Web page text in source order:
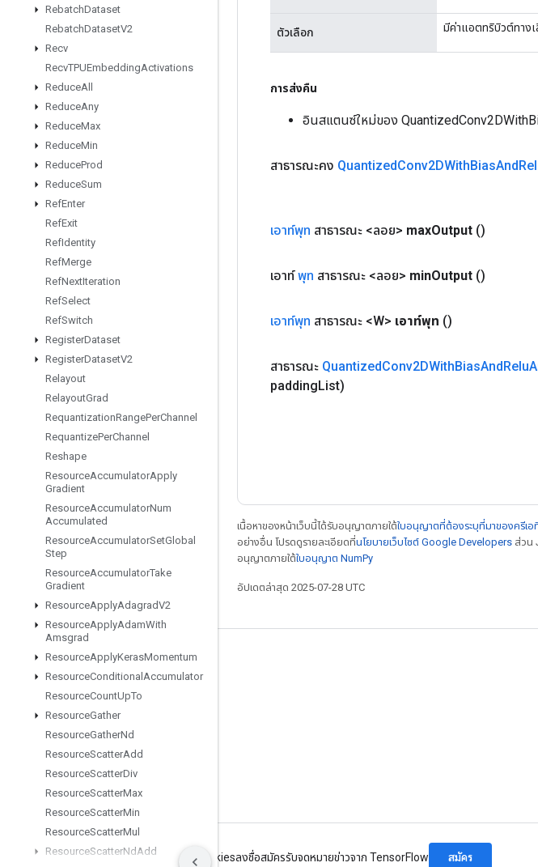
RebatchDataset
RebatchDatasetV2
Recv
RecvTPUEmbeddingActivations
ReduceAll
ReduceAny
ReduceMax
ReduceMin
ReduceProd
ReduceSum
RefEnter
RefExit
RefIdentity
RefMerge
RefNextIteration
RefSelect
RefSwitch
RegisterDataset
RegisterDatasetV2
Relayout
RelayoutGrad
RequantizationRangePerChannel
RequantizePerChannel
Reshape
ResourceAccumulatorApply
Gradient
ResourceAccumulatorNum
Accumulated
ResourceAccumulatorSetGlobal
Step
ResourceAccumulatorTake
Gradient
ResourceApplyAdagradV2
ResourceApplyAdamWith
Amsgrad
ResourceApplyKerasMomentum
ResourceConditional Accumulator
ResourceCountUpTo
ResourceGather
ResourceGatherNd
ResourceScatterAdd
ResourceScatterDiv
ResourceScatterMax
ResourceScatterMin
ResourceScatterMul
ResourceScatterNdAdd
ตัวเลือก มีค่าแอตทริบิวต์ทางเ
การส่งคืน
อินสแตนซ์ใหม่ของ
สาธารณะคง QuantizedConv2DWithBiasAnd
เอาท์พุท สาธารณะ <ลอย> maxOutput ()
เอาท์พุท สาธารณะ <ลอย> minOutput ()
เอาท์พุท สาธารณะ <W> เอาท์พุท ()
สาธารณะ QuantizedConv2DWithBiasAndRelu
paddingList)
เนื้อหาของหน้าเว็บนี้ได้รับอนุญาตภายใต้ใบอนุญาตที่ต้องระบุที่มาของครีเ
อย่างอื่น โปรดดูรายละเอียดที่นโยบายเว็บไซต์ Google Developers ส่วน
อนุญาตภายใต้ใบอนุญาต NumPy
อัปเดตล่าสุด 2025-07-28 UTC
เชื่อมต่อเสมอ
ฟอรัม
GitHub
YouTube
ข้อกำหนด ความเป็นส่วนตัว Manage cookiesลงชื่อสมัครรับจดหมายข่าวจาก TensorFlow สมัคร